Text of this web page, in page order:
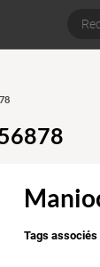
Tags associés